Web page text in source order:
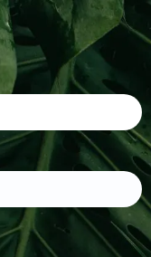
Решења
биологија